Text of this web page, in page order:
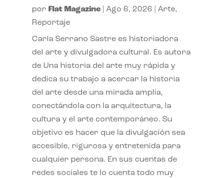
por Flat Magazine| Ago 6, 2026 Arte,
Reportaje
Carla Serrano Sastre es historiadora
del arte y divulgadora cultural. Es autora
de Una historia del arte muy rápida y
dedica su trabajo a acercar la historia
del arte desde una mirada amplia,
conectándola con la arquitectura, la
cultura y el arte contemporáneo. Su
objetivo es hacer que la divulgación sea
accesible, rigurosa y entretenida para
cualquier persona. En sus cuentas de
redes sociales te lo cuenta todo muy